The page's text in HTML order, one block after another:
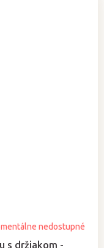
s držiakom -
nedostupné